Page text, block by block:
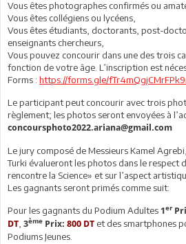
Vous êtes photographes confirmés ou
Vous êtes collégiens ou lycéens,
Vous êtes étudiants, doctorants, post-
enseignants chercheurs,
Vous pouvez concourir dans une des trois
fonction de votre âge. L’inscription est
Forms : https://forms.gle/
Le participant peut concourir avec trois
règlement; les photos seront envoyées à
concoursphoto2022.ariana@gmail.com
Le jury composé de Messieurs Kamel
Turki évalueront les photos dans le respect
rencontre la Science» et sur l’aspect
Les gagnants seront primés comme suit:
Pour les gagnants du Podium Adultes 1er
DT 3ème Prix: 800 DT et des smartphones
Podiums Jeunes.